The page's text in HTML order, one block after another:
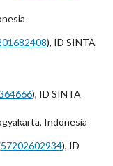
), ID SINTA
), ID SINTA
Indonesia
57202602934), ID